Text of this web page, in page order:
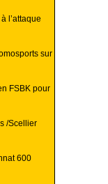
l’attaque
sur
FSBK pour
/Scellier
600